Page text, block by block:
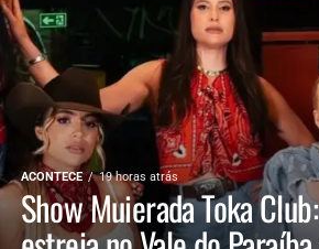
ACONTECE 19 horas atrás
Show Muierada Toka